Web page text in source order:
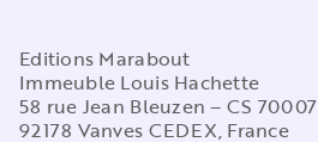
Editions Marabout
Immeuble Louis Hachette
58 rue Jean Bleuzen – CS 70007
92178 Vanves CEDEX, France